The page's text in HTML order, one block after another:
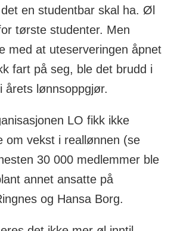
i reallønnen, altså at
enn prisene.
alt fra fergesambandet,
Ringnes og Hansa Borg,
bryggerier, stanset all
grunnet streik.
en studentbar skal ha. Øl
tørste studenter. Men
med at uteserveringen åpnet
fart på seg, ble det brudd i
årets lønnsoppgjør.
LO fikk ikke
om vekst i reallønnen (se
30 000 medlemmer ble
annet ansatte på
og Hansa Borg.